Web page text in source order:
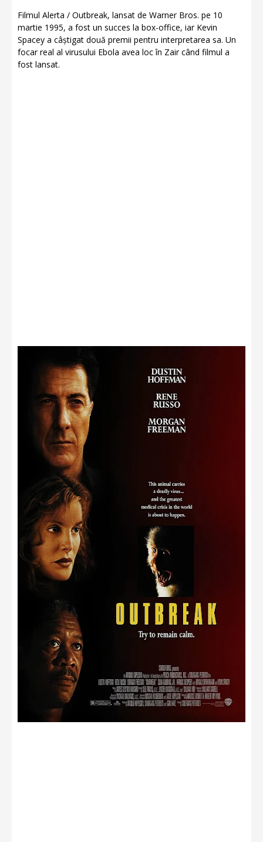
Filmul Alerta / Outbreak, lansat de Warner Bros. pe 10
martie 1995, a fost un succes la box-office, iar Kevin
Spacey a câștigat două premii pentru interpretarea sa. Un
focar real al virusului Ebola avea loc în Zair când filmul a
fost lansat.